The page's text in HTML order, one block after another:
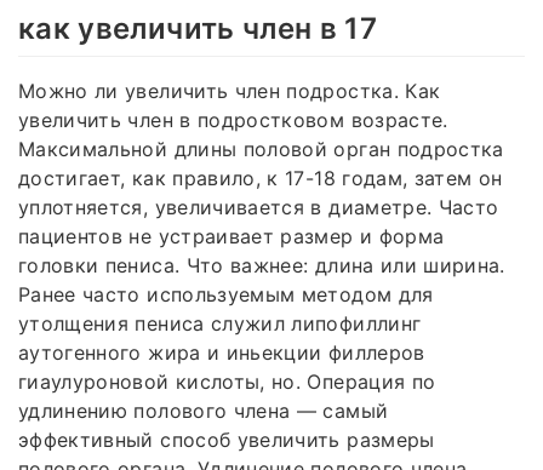
как увеличить член в 17
Можно ли увеличить член подростка. Как
увеличить член в подростковом возрасте.
Максимальной длины половой орган подростка
достигает, как правило, к 17-18 годам, затем он
уплотняется, увеличивается в диаметре. Часто
пациентов не устраивает размер и форма
головки пениса. Что важнее: длина или ширина.
Ранее часто используемым методом для
утолщения пениса служил липофиллинг
аутогенного жира и иньекции филлеров
гиаулуроновой кислоты, но. Операция по
удлинению полового члена — самый
эффективный способ увеличить размеры